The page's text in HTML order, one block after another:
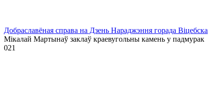
Добраславёная справа на Дзень Нараджэння горада Віцебска
Мікалай Мартынаў заклаў краевугольны камень у падмурак
021